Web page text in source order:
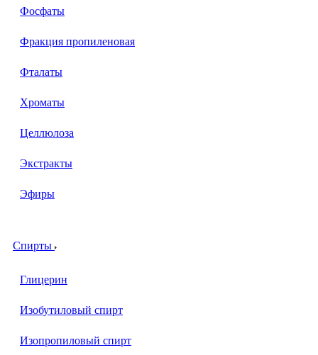
Фосфаты
Фракция пропиленовая
Фталаты
Хроматы
Целлюлоза
Экстракты
Эфиры
Спирты
Глицерин
Изобутиловый спирт
Изопропиловый спирт